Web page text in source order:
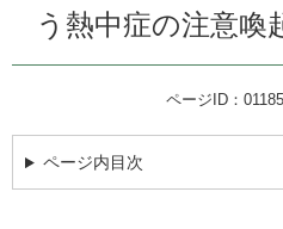
う熱中症の注意喚
ページID：
ページ内目次